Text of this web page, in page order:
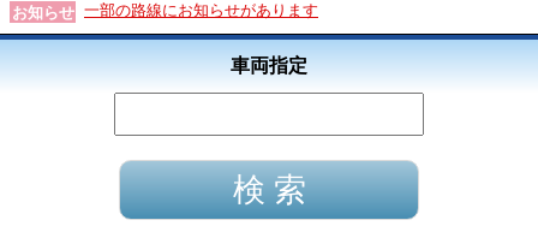
お知らせ 一部の路線にお知らせがあります
車両指定